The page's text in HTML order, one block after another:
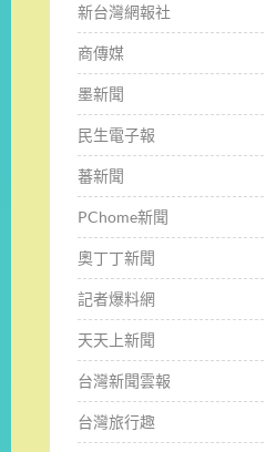
新台灣網報社
商傳媒
墨新聞
民生電子報
蕃新聞
PChome新聞
奧丁丁新聞
記者爆料網
天天上新聞
台灣新聞雲報
台灣旅行趣